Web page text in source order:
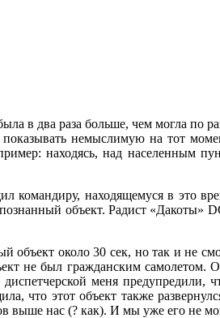
в два раза больше, чем могла по
немыслимую на тот
находясь, над населенным
находящемуся в это
объект. Радист «Дакоты»
около 30 сек, но так и не
не был гражданским самолетом.
меня предупредили, что
что этот объект также
выше нас (? как). И мы уже его не